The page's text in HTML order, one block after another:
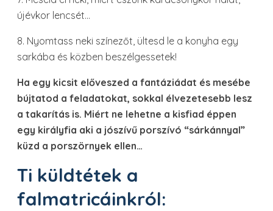
újévkor lencsét…
8. Nyomtass neki színezőt, ültesd le a konyha egy
sarkába és közben beszélgessetek!
Ha egy kicsit előveszed a fantáziádat és mesébe
bújtatod a feladatokat, sokkal élvezetesebb lesz
a takarítás is. Miért ne lehetne a kisfiad éppen
egy királyfia aki a jószívű porszívó “sárkánnyal”
küzd a porszörnyek ellen…
Ti küldtétek a
falmatricáinkról: